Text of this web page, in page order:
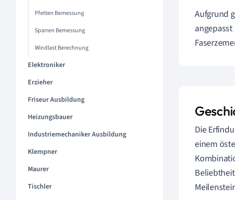
Pfetten Bemessung
Sparren Bemessung
Windlast Berechnung
Elektroniker
Erzieher
Friseur Ausbildung
Heizungsbauer
Industriemechaniker Ausbildung
Klempner
Maurer
Tischler
Aufgrund
Die
einem